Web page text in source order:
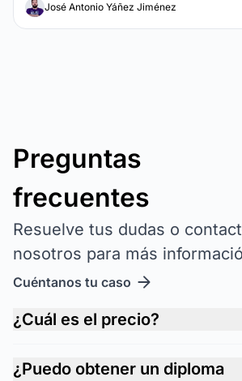
José Antonio Yáñez Jiménez
Preguntas
frecuentes
Resuelve tus dudas o
nosotros para más
Cuéntanos tu caso
¿Cuál es el precio?
¿Puedo obtener un diploma